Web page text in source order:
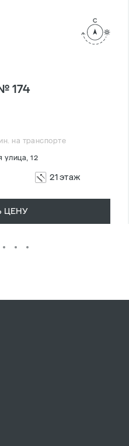
174
на транспорте
улица, 12
21 этаж
ЦЕНУ